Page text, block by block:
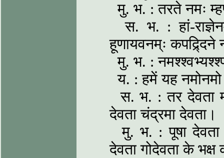
मु. भ. : तरते नमः
स. भ. : हां-
हूणायवनम्ः कपद्र्दिने
मु. भ. :
य. : हमें यह नमोनमो
स. भ. : तर देवता
देवता चंद्रमा देवता।
मु. भ. : पूषा देवता
देवता गोदेवता के भक्ष